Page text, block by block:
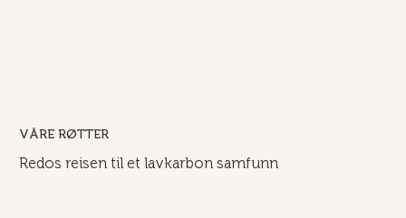
VÅRE RØTTER
Redos reisen til et lavkarbon samfunn